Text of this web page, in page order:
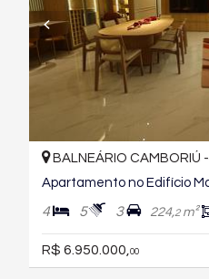
BALNEÁRIO CAMBORIÚ -
4 5 3 224,2m²
R$ 6.950.000, 00